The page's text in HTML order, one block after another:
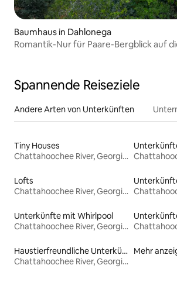
Baumhaus in Dahlonega
Romantik-Nur für Paare-Bergblick auf
Spannende Reiseziele
Andere Arten von Unterkünften
Tiny Houses
Chattahoochee River, Georgia Bank
Lofts
Chattahoochee River, Georgia Bank
Unterkünfte mit Whirlpool
Chattahoochee River, Georgia Bank
Haustierfreundliche Unterkünfte
Chattahoochee River, Georgia Bank
Mehr